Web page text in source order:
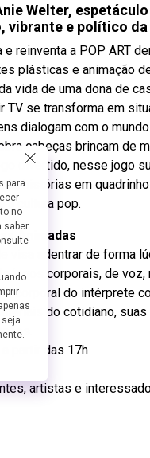
Welter,
vibrante e político da
e reinventa a POP ART
plásticas e animação
vida de uma dona de
TV se transforma em
dialogam com o
cabeças brincam de
divertido, nesse jogo
histórias em
à cultura pop.
Animadas
visa adentrar de forma
jogos corporais, de
corporal do intérprete
do cotidiano,
a partir das 17h
artistas e
para
no
saber